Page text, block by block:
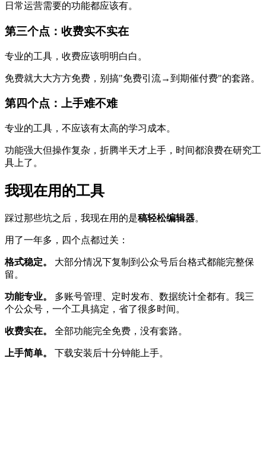
日常运营需要的功能都应该有。
第三个点：收费实不实在
专业的工具，收费应该明明白白。
免费就大大方方免费，别搞"免费引流→到期催付费"的套路。
第四个点：上手难不难
专业的工具，不应该有太高的学习成本。
功能强大但操作复杂，折腾半天才上手，时间都浪费在研究工
具上了。
我现在用的工具
踩过那些坑之后，我现在用的是稿轻松编辑器。
用了一年多，四个点都过关：
格式稳定。
大部分情况下复制到公众号后台格式都能完整保
留。
功能专业。
多账号管理、定时发布、数据统计全都有。我三
个公众号，一个工具搞定，省了很多时间。
收费实在。 全部功能完全免费，没有套路。
上手简单。 下载安装后十分钟能上手。